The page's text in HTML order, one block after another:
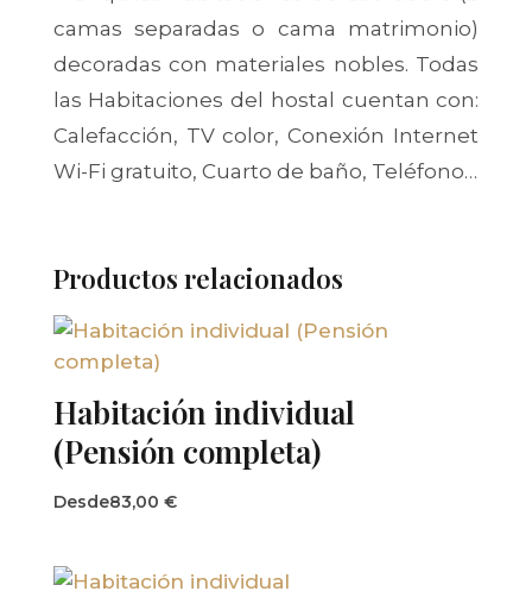
camas separadas o cama matrimonio)
decoradas con materiales nobles. Todas
las Habitaciones del hostal cuentan con:
Calefacción, TV color, Conexión Internet
Wi-Fi gratuito, Cuarto de baño, Teléfono…
Productos relacionados
Habitación individual
(Pensión completa)
Desde83,00 €